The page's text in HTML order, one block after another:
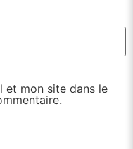
et mon site dans le